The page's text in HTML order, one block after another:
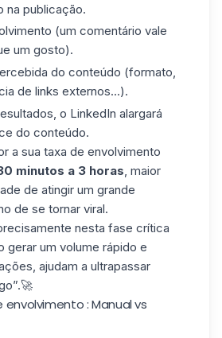
na publicação.
(um comentário vale
um gosto).
do conteúdo (formato,
de links externos...).
o LinkedIn alargará
do conteúdo.
a sua taxa de envolvimento
minutos a 3 horas , maior
de atingir um grande
de se tornar viral.
nesta fase crítica
gerar um volume rápido e
ajudam a ultrapassar
envolvimento : Manual vs